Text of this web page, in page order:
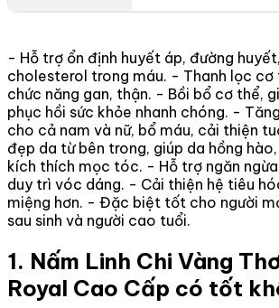
- Hỗ trợ ổn định huyết áp, đường
cholesterol trong máu. - Thanh lọc cơ
chức năng gan, thận. - Bồi bổ cơ thể,
phục hồi sức khỏe nhanh chóng. -
cho cả nam và nữ, bổ máu, cải thiện
đẹp da từ bên trong, giúp da hồng
kích thích mọc tóc. - Hỗ trợ ngăn
duy trì vóc dáng. - Cải thiện hệ tiêu
miệng hơn. - Đặc biệt tốt cho người
sau sinh và người cao tuổi.
1. Nấm Linh Chi Vàng
Royal Cao Cấp có tốt